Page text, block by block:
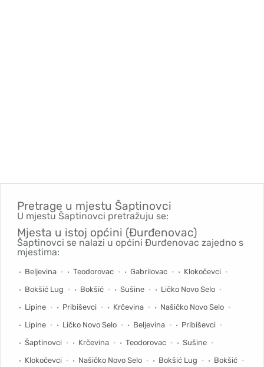
Pretrage u mjestu Šaptinovci
U mjestu Šaptinovci pretražuju se:
Mjesta u istoj općini (Đurđenovac)
Šaptinovci se nalazi u općini Đurđenovac zajedno s
mjestima:
Beljevina Teodorovac Gabrilovac
Klokočevci
Bokšić Lug
Bokšić Sušine
Ličko Novo Selo
Lipine
Pribiševci Krčevina
Našičko Novo Selo
Lipine
Ličko Novo Selo Beljevina
Pribiševci
Šaptinovci
Krčevina Teodorovac
Sušine
Klokočevci
Našičko Novo Selo Bokšić Lug
Bokšić